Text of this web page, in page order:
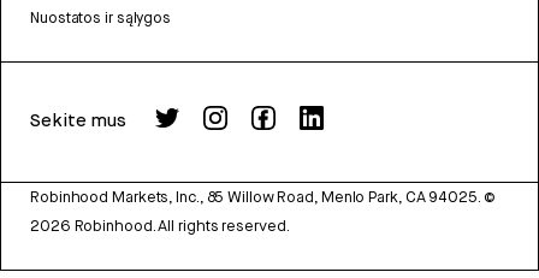
Nuostatos ir sąlygos
Sekite mus
Robinhood Markets, Inc., 85 Willow Road, Menlo Park, CA 94025. ©
2026 Robinhood. All rights reserved.